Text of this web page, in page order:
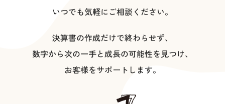
いつでも気軽にご相談ください。
決算書の作成だけで終わらせず、
数字から次の一手と成長の可能性を見つけ、
お客様をサポートします。